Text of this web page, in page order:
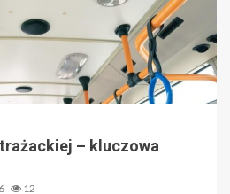
– kluczowa
12